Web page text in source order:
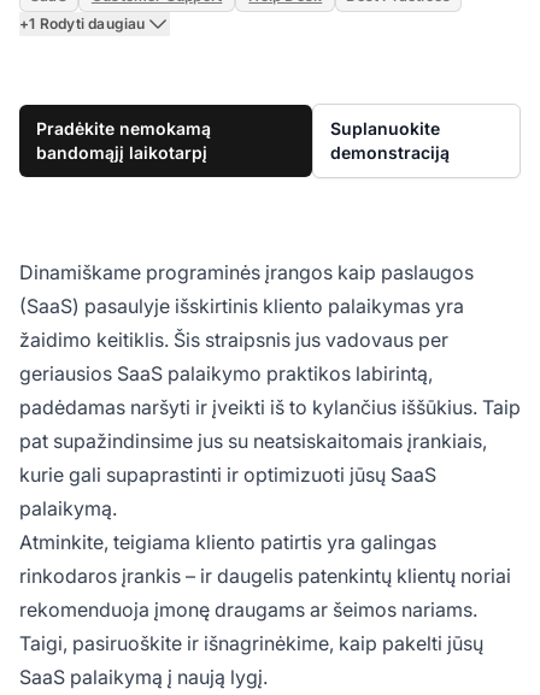
+1 Rodyti daugiau
Pradėkite nemokamą
bandomąjį laikotarpį
Suplanuokite
demonstraciją
Dinamiškame programinės įrangos kaip paslaugos
(SaaS) pasaulyje išskirtinis kliento palaikymas yra
žaidimo keitiklis. Šis straipsnis jus vadovaus per
geriausios SaaS palaikymo praktikos labirintą,
padėdamas naršyti ir įveikti iš to kylančius iššūkius. Taip
pat supažindinsime jus su neatsiskaitomais įrankiais,
kurie gali supaprastinti ir optimizuoti jūsų SaaS
palaikymą.
Atminkite, teigiama kliento patirtis yra galingas
rinkodaros įrankis – ir daugelis patenkintų klientų noriai
rekomenduoja įmonę draugams ar šeimos nariams.
Taigi, pasiruoškite ir išnagrinėkime, kaip pakelti jūsų
SaaS palaikymą į naują lygį.